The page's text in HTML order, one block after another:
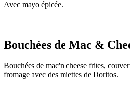
Avec mayo épicée.
Bouchées de Mac &
Bouchées de mac'n cheese frites,
fromage avec des miettes de Doritos.